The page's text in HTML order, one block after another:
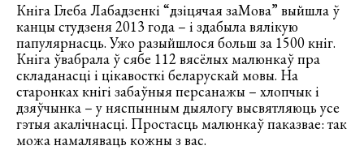
Кніга Глеба Лабадзенкі “дзіцячая заМова” выйшла ў
канцы студзеня 2013 года – і здабыла вялікую
папулярнасць. Ужо разыйшлося больш за 1500 кніг.
Кніга ўвабрала ў сябе 112 вясёлых малюнкаў пра
складанасці і цікавосткі беларускай мовы. На
старонках кнігі забаўныя персанажы – хлопчык і
дзяўчынка – у няспынным дыялогу высвятляюць усе
гэтыя акалічнасці. Простасць малюнкаў паказвае: так
можа намаляваць кожны з вас.